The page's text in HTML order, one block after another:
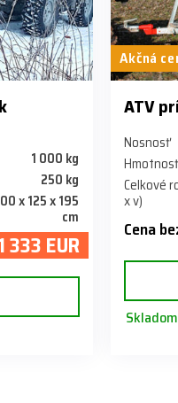
1 000 kg
250 kg
x 125 x 195
cm
333 EUR
Akčná
ATV
Nosnosť
Hmotnosť
Celkové
x v)
Cena
Skladom